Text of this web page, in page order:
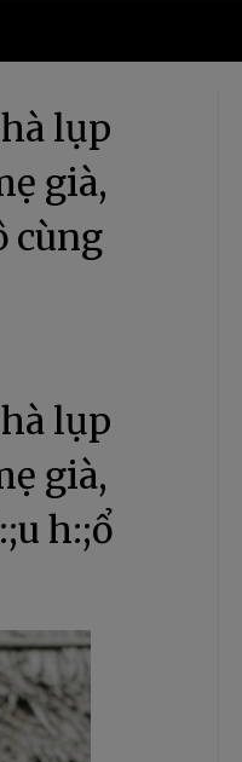
lụp
già,
cùng
lụp
già,
h:;ổ